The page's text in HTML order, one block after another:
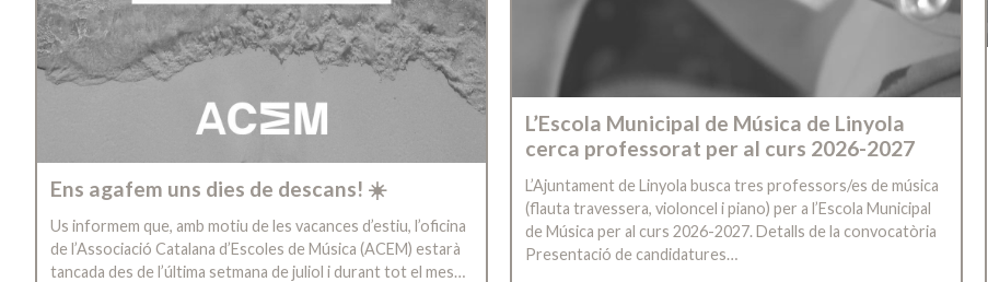
Ens agafem uns dies de descans! ☀️
Us informem que, amb motiu de les vacances d’estiu, l’oficina
de l’Associació Catalana d’Escoles de Música (ACEM) estarà
tancada des de l’última setmana de juliol i durant tot el mes…
L’Escola Municipal de Música de Linyola
cerca professorat per al curs 2026-2027
L’Ajuntament de Linyola busca tres professors/es de música
(flauta travessera, violoncel i piano) per a l’Escola Municipal
de Música per al curs 2026-2027. Detalls de la convocatòria
Presentació de candidatures…